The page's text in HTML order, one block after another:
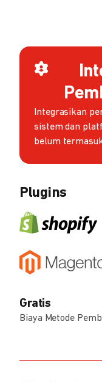
Integrasikan
sistem dan
belum
Plugins
Gratis
Biaya Metode